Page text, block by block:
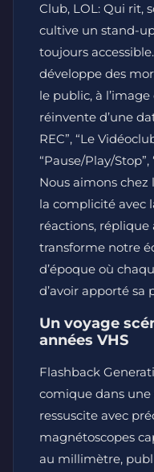
Club, LOL: Qui rit,
cultive un stand-
toujours
développe des
le public, à
réinvente d’une
REC”, “Le
“Pause/Play/
Nous aimons
la complicité avec
réactions,
transforme notre
d’époque où
d’avoir apporté sa
Un voyage
années VHS
Flashback
comique dans une
ressuscite avec
magnétoscopes
au millimètre,